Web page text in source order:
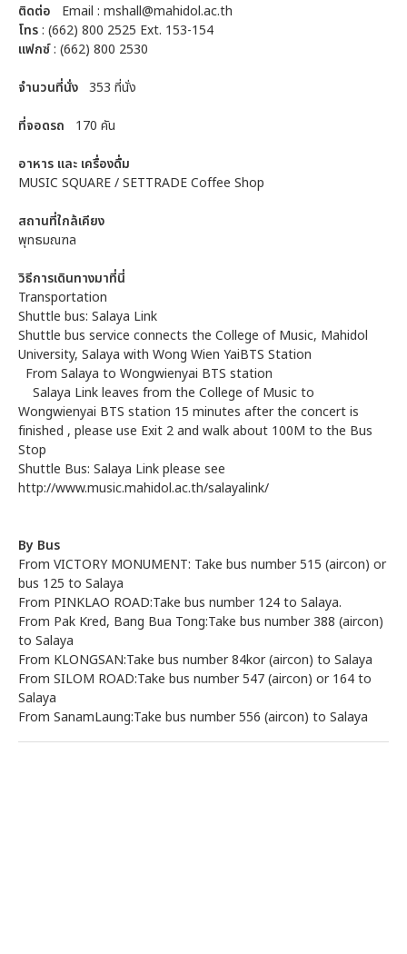
ติดต่อ
Email : mshall@mahidol.ac.th
โทร: (662) 800 2525 Ext. 153-154
แฟกซ์: (662) 800 2530
จำนวนที่นั่ง 353 ที่นั่ง
ที่จอดรถ
170 คัน
อาหาร และ เครื่องดื่ม
MUSIC SQUARE / SETTRADE Coffee Shop
สถานที่ใกล้เคียง
พุทธมณฑล
วิธีการเดินทางมาที่นี่
Transportation
Shuttle bus: Salaya Link
Shuttle bus service connects the College of Music, Mahidol
University, Salaya with Wong Wien YaiBTS Station
From Salaya to Wongwienyai BTS station
Salaya Link leaves from the College of Music to
Wongwienyai BTS station 15 minutes after the concert is
finished , please use Exit 2 and walk about 100M to the Bus
Stop
Shuttle Bus: Salaya Link please see
http://www.music.mahidol.ac.th/salayalink/
By Bus
From VICTORY MONUMENT: Take bus number 515 (aircon) or
bus 125 to Salaya
From PINKLAO ROAD:Take bus number 124 to Salaya.
From Pak Kred, Bang Bua Tong:Take bus number 388 (aircon)
to Salaya
From KLONGSAN:Take bus number 84kor (aircon) to Salaya
From SILOM ROAD:Take bus number 547 (aircon) or 164 to
Salaya
From SanamLaung:Take bus number 556 (aircon) to Salaya